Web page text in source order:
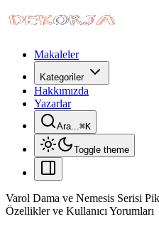
Makaleler
Kategoriler
Hakkımızda
Yazarlar
Ara...⌘K
Toggle theme
Varol Dama ve Nemesis Serisi
Özellikler ve Kullanıcı Yorumları